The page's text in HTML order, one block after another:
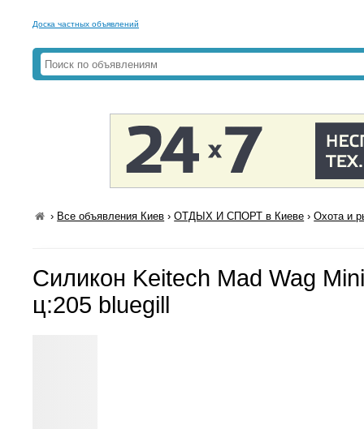
Доска частных объявлений
› Все объявления Киев ›ОТДЫХ И СПОРТ в Киеве ›Охота и
Силикон Keitech Mad Wag
ц:205 bluegill